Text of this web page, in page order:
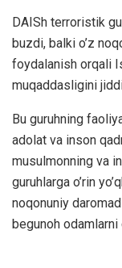
DAISh terroristik
buzdi, balki o’z
foydalanish orqali
muqaddasligini
Bu guruhning
adolat va inson
musulmonning va
guruhlarga o’rin
noqonuniy
begunoh odamlarni